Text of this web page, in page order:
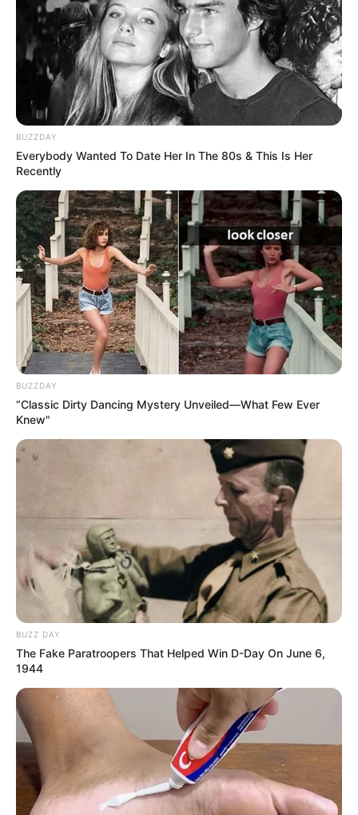
ΤΑΥΤΟΤΗΤΑ ΚΑΙ ΕΠΙΚΟΙΝΩΝΙΑ ΟΡΟΙ ΧΡΗΣΗΣ
BUZZDAY
Everybody Wanted To Date Her In The 80s & This Is Her
Recently
BUZZDAY
“Classic Dirty Dancing Mystery Unveiled—What Few Ever
Knew"
BUZZ DAY
The Fake Paratroopers That Helped Win D-Day On June 6,
1944